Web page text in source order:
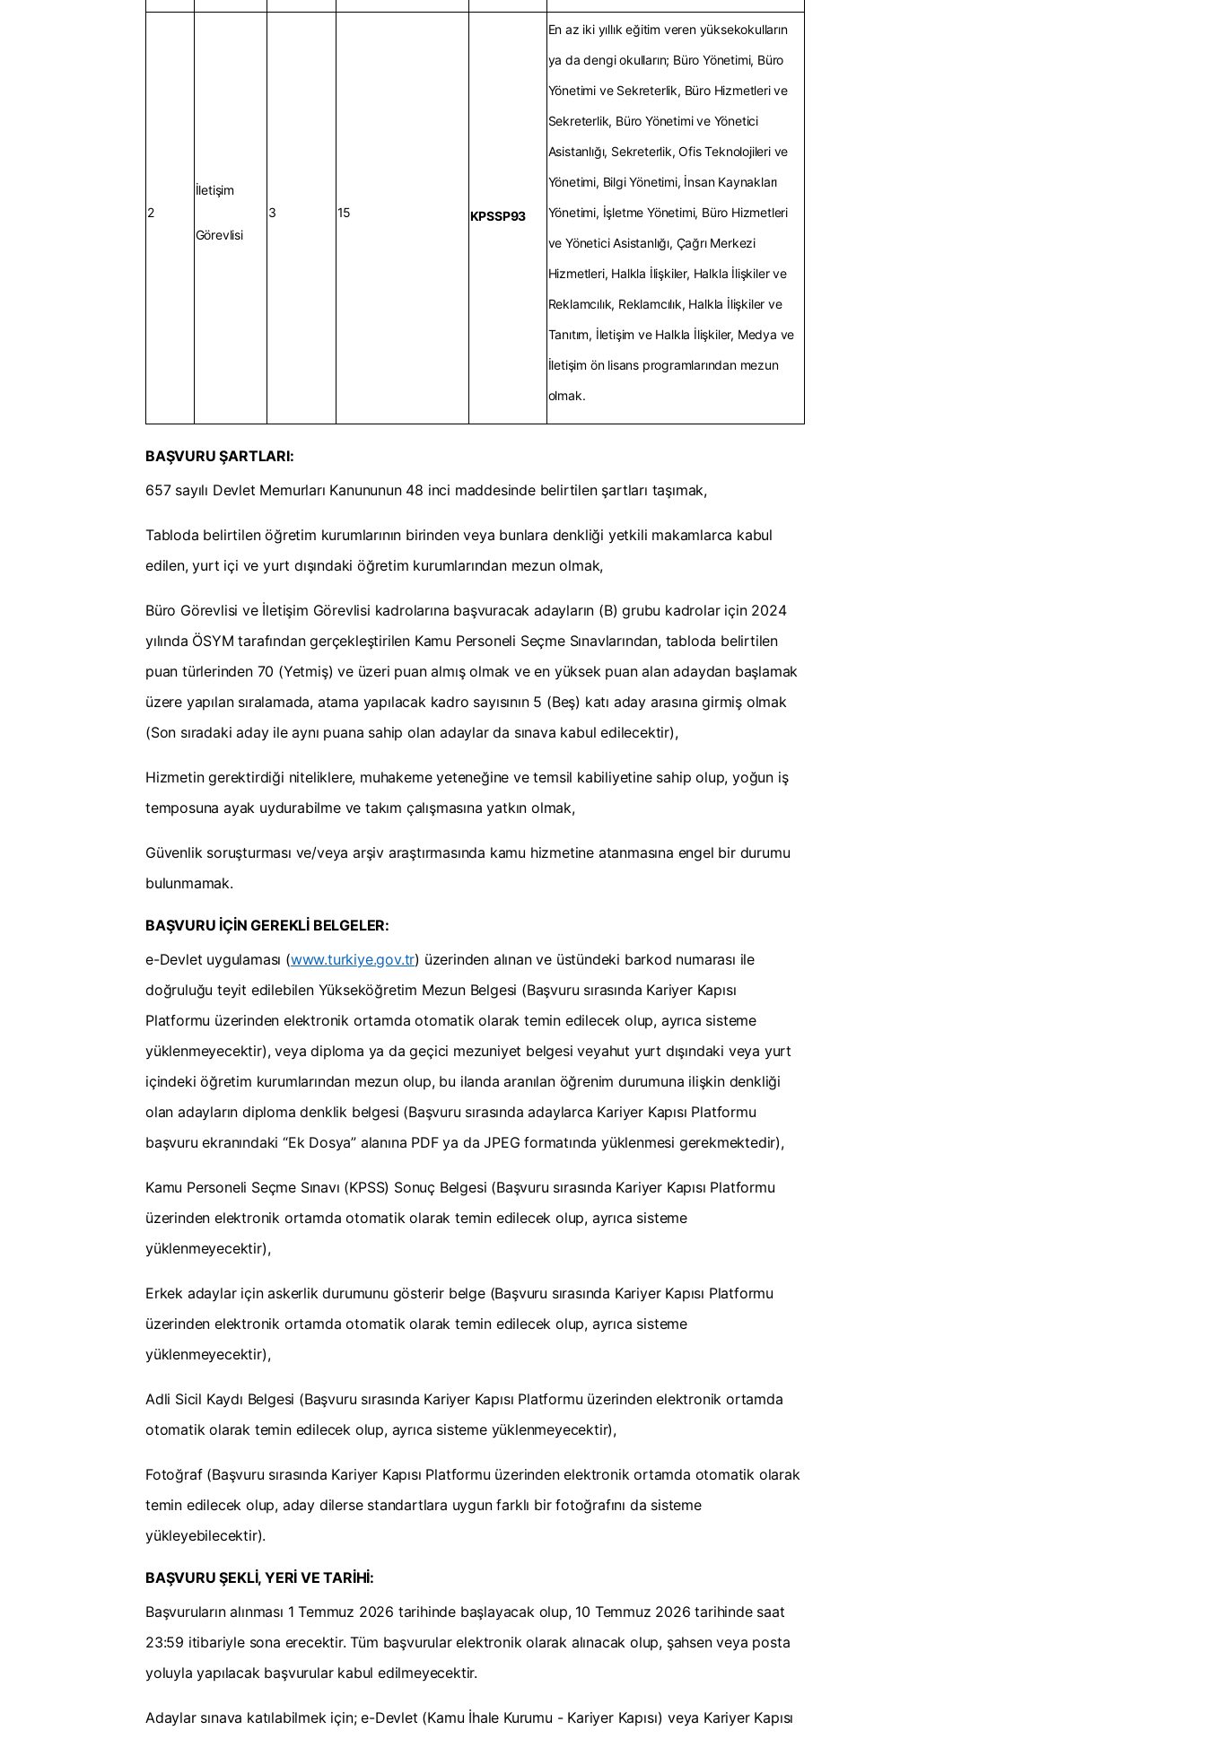
2
İletişim
Görevlisi
3 15 KPSSP93
En az iki yıllık eğitim veren yüksekokulların
ya da dengi okulların; Büro Yönetimi, Büro
Yönetimi ve Sekreterlik, Büro Hizmetleri ve
Sekreterlik, Büro Yönetimi ve Yönetici
Asistanlığı, Sekreterlik, Ofis Teknolojileri ve
Yönetimi, Bilgi Yönetimi, İnsan Kaynakları
Yönetimi, İşletme Yönetimi, Büro Hizmetleri
ve Yönetici Asistanlığı, Çağrı Merkezi
Hizmetleri, Halkla İlişkiler, Halkla İlişkiler ve
Reklamcılık, Reklamcılık, Halkla İlişkiler ve
Tanıtım, İletişim ve Halkla İlişkiler, Medya ve
İletişim ön lisans programlarından mezun
olmak.
BAŞVURU ŞARTLARI:
657 sayılı Devlet Memurları Kanununun 48 inci maddesinde belirtilen şartları taşımak,
Tabloda belirtilen öğretim kurumlarının birinden veya bunlara denkliği yetkili makamlarca kabul
edilen, yurt içi ve yurt dışındaki öğretim kurumlarından mezun olmak,
Büro Görevlisi ve İletişim Görevlisi kadrolarına başvuracak adayların (B) grubu kadrolar için 2024
yılında ÖSYM tarafından gerçekleştirilen Kamu Personeli Seçme Sınavlarından, tabloda belirtilen
puan türlerinden 70 (Yetmiş) ve üzeri puan almış olmak ve en yüksek puan alan adaydan başlamak
üzere yapılan sıralamada, atama yapılacak kadro sayısının 5 (Beş) katı aday arasına girmiş olmak
(Son sıradaki aday ile aynı puana sahip olan adaylar da sınava kabul edilecektir),
Hizmetin gerektirdiği niteliklere, muhakeme yeteneğine ve temsil kabiliyetine sahip olup, yoğun iş
temposuna ayak uydurabilme ve takım çalışmasına yatkın olmak,
Güvenlik soruşturması ve/veya arşiv araştırmasında kamu hizmetine atanmasına engel bir durumu
bulunmamak.
BAŞVURU İÇİN GEREKLİ BELGELER:
e-Devlet uygulaması (www.turkiye.gov.tr) üzerinden alınan ve üstündeki barkod numarası ile
doğruluğu teyit edilebilen Yükseköğretim Mezun Belgesi (Başvuru sırasında Kariyer Kapısı
Platformu üzerinden elektronik ortamda otomatik olarak temin edilecek olup, ayrıca sisteme
yüklenmeyecektir), veya diploma ya da geçici mezuniyet belgesi veyahut yurt dışındaki veya yurt
içindeki öğretim kurumlarından mezun olup, bu ilanda aranılan öğrenim durumuna ilişkin denkliği
olan adayların diploma denklik belgesi (Başvuru sırasında adaylarca Kariyer Kapısı Platformu
başvuru ekranındaki “Ek Dosya” alanına PDF ya da JPEG formatında yüklenmesi gerekmektedir),
Kamu Personeli Seçme Sınavı (KPSS) Sonuç Belgesi (Başvuru sırasında Kariyer Kapısı Platformu
üzerinden elektronik ortamda otomatik olarak temin edilecek olup, ayrıca sisteme
yüklenmeyecektir),
Erkek adaylar için askerlik durumunu gösterir belge (Başvuru sırasında Kariyer Kapısı Platformu
üzerinden elektronik ortamda otomatik olarak temin edilecek olup, ayrıca sisteme
yüklenmeyecektir),
Adli Sicil Kaydı Belgesi (Başvuru sırasında Kariyer Kapısı Platformu üzerinden elektronik ortamda
otomatik olarak temin edilecek olup, ayrıca sisteme yüklenmeyecektir),
Fotoğraf (Başvuru sırasında Kariyer Kapısı Platformu üzerinden elektronik ortamda otomatik olarak
temin edilecek olup, aday dilerse standartlara uygun farklı bir fotoğrafını da sisteme
yükleyebilecektir).
BAŞVURU ŞEKLİ, YERİ VE TARİHİ:
Başvuruların alınması 1 Temmuz 2026 tarihinde başlayacak olup, 10 Temmuz 2026 tarihinde saat
23:59 itibariyle sona erecektir. Tüm başvurular elektronik olarak alınacak olup, şahsen veya posta
yoluyla yapılacak başvurular kabul edilmeyecektir.
Adaylar sınava katılabilmek için; e-Devlet (Kamu İhale Kurumu - Kariyer Kapısı) veya Kariyer Kapısı